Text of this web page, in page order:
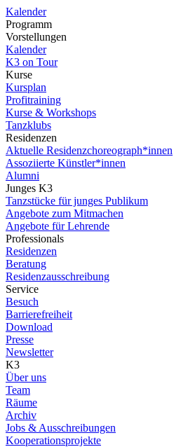
Kalender
Programm
Vorstellungen
Kalender
K3 on Tour
Kurse
Kursplan
Profitraining
Kurse & Workshops
Tanzklubs
Residenzen
Aktuelle Residenzchoreograph*innen
Assoziierte Künstler*innen
Alumni
Junges K3
Tanzstücke für junges Publikum
Angebote zum Mitmachen
Angebote für Lehrende
Professionals
Residenzen
Beratung
Residenzausschreibung
Service
Besuch
Barrierefreiheit
Download
Presse
Newsletter
K3
Über uns
Team
Räume
Archiv
Jobs & Ausschreibungen
Kooperationsprojekte